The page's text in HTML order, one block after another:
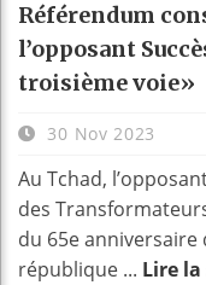
Référendum
l’opposant
troisième voie»
30 Nov 2023
Au Tchad,
des
du 65e
république ... Lire